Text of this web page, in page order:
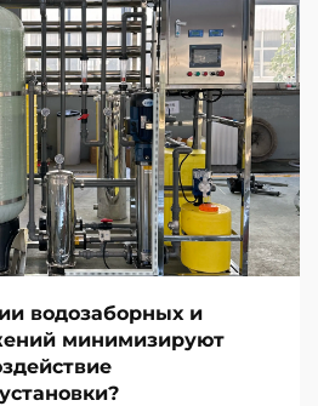
водозаборных и
минимизируют